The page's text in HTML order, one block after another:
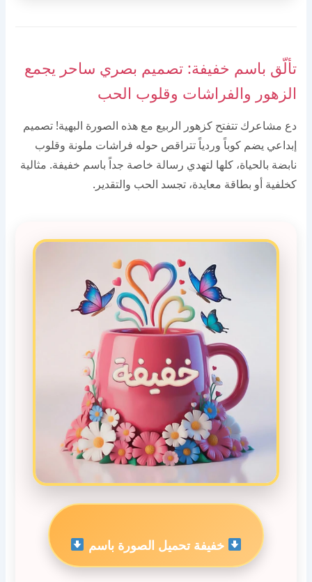
تألّق باسم خفيفة: تصميم بصري ساحر يجمع
الزهور والفراشات وقلوب الحب
دع مشاعرك تتفتح كزهور الربيع مع هذه الصورة البهية! تصميم
إبداعي يضم كوباً وردياً تتراقص حوله فراشات ملونة وقلوب
نابضة بالحياة، كلها لتهدي رسالة خاصة جداً باسم خفيفة. مثالية
كخلفية أو بطاقة معايدة، تجسد الحب والتقدير.
خفيفة تحميل الصورة باسم